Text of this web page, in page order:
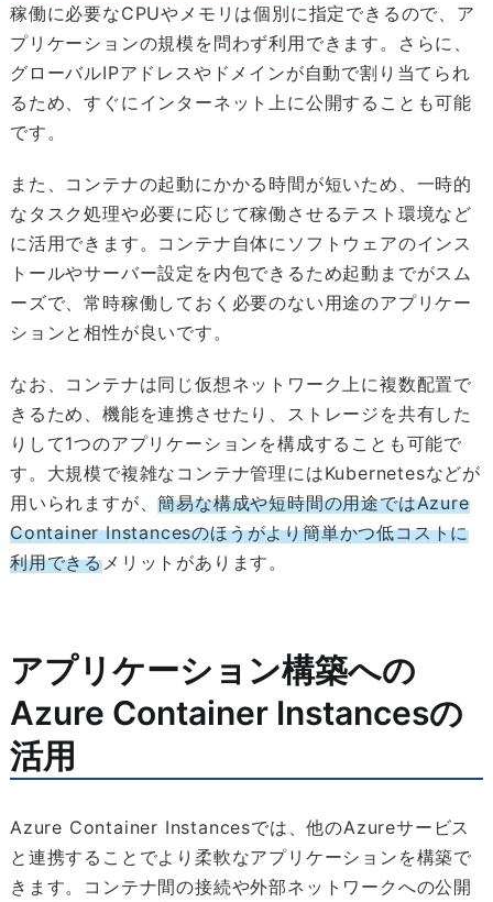
稼働に必要なCPUやメモリは個別に指定できるので、ア
プリケーションの規模を問わず利用できます。さらに、
グローバルIPアドレスやドメインが自動で割り当てられ
るため、すぐにインターネット上に公開することも可能
です。
また、コンテナの起動にかかる時間が短いため、一時的
なタスク処理や必要に応じて稼働させるテスト環境など
に活用できます。コンテナ自体にソフトウェアのインス
トールやサーバー設定を内包できるため起動までがスム
ーズで、常時稼働しておく必要のない用途のアプリケー
ションと相性が良いです。
なお、コンテナは同じ仮想ネットワーク上に複数配置で
きるため、機能を連携させたり、ストレージを共有した
りして1つのアプリケーションを構成することも可能で
す。大規模で複雑なコンテナ管理にはKubernetesなどが
用いられますが、簡易な構成や短時間の用途ではAzure
Container Instancesのほうがより簡単かつ低コストに
利用できるメリットがあります。
アプリケーション構築への
Azure Container Instancesの
活用
Azure Container Instancesでは、他のAzureサービス
と連携することでより柔軟なアプリケーションを構築で
きます。コンテナ間の接続や外部ネットワークへの公開